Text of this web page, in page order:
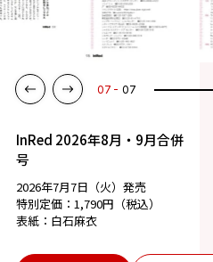
07 07
InRed 2026年8月・9月合併
号
2026年7月7日（火）発売
特別定価：1,790円（税込）
表紙：白石麻衣